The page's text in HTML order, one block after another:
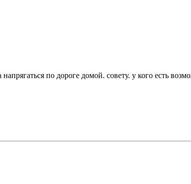
по дороге домой. совету. у кого есть